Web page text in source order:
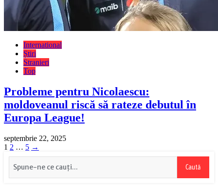
International
Știri
Stranieri
Top
Probleme pentru Nicolaescu:
moldoveanul riscă să rateze debutul în
Europa League!
septembrie 22, 2025
Paginație
articole
Page
1 Page
2 … Page
5 →
Caută